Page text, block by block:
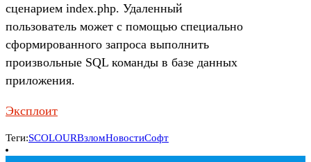
сценарием index.php. Удаленный
пользователь может с помощью специально
сформированного запроса выполнить
произвольные SQL команды в базе данных
приложения.
Эксплоит
Теги:SCOLOURВзломНовостиСофт